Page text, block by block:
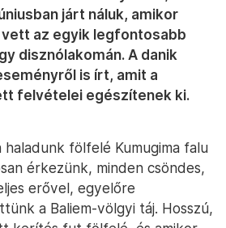
járt náluk, amikor
az egyik legfontosabb
disznólakomán. A danik
is írt, amit a
felvételei egészítenek ki.
haladunk fölfelé Kumugima falu
érkezünk, minden csöndes,
erővel, egyelőre
a Baliem-völgyi táj. Hosszú,